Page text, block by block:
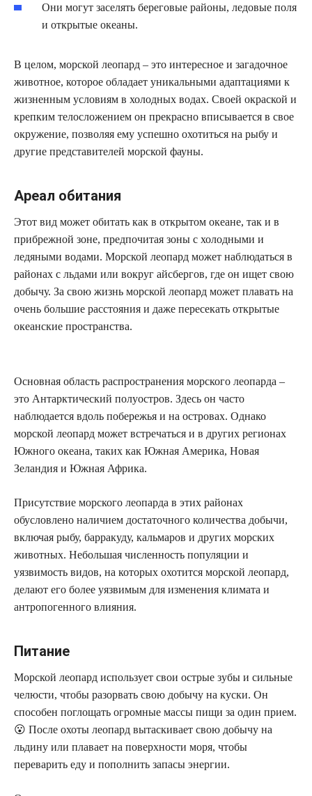
Они могут заселять береговые районы, ледовые поля
и открытые океаны.
В целом, морской леопард – это интересное и загадочное
животное, которое обладает уникальными адаптациями к
жизненным условиям в холодных водах. Своей окраской и
крепким телосложением он прекрасно вписывается в свое
окружение, позволяя ему успешно охотиться на рыбу и
другие представителей морской фауны.
Ареал обитания
Этот вид может обитать как в открытом океане, так и в
прибрежной зоне, предпочитая зоны с холодными и
ледяными водами. Морской леопард может наблюдаться в
районах с льдами или вокруг айсбергов, где он ищет свою
добычу. За свою жизнь морской леопард может плавать на
очень большие расстояния и даже пересекать открытые
океанские пространства.
Основная область распространения морского леопарда –
это Антарктический полуостров. Здесь он часто
наблюдается вдоль побережья и на островах. Однако
морской леопард может встречаться и в других регионах
Южного океана, таких как Южная Америка, Новая
Зеландия и Южная Африка.
Присутствие морского леопарда в этих районах
обусловлено наличием достаточного количества добычи,
включая рыбу, барракуду, кальмаров и других морских
животных. Небольшая численность популяции и
уязвимость видов, на которых охотится морской леопард,
делают его более уязвимым для изменения климата и
антропогенного влияния.
Питание
Морской леопард использует свои острые зубы и сильные
челюсти, чтобы разорвать свою добычу на куски. Он
способен поглощать огромные массы пищи за один прием.
😮 После охоты леопард вытаскивает свою добычу на
льдину или плавает на поверхности моря, чтобы
переварить еду и пополнить запасы энергии.